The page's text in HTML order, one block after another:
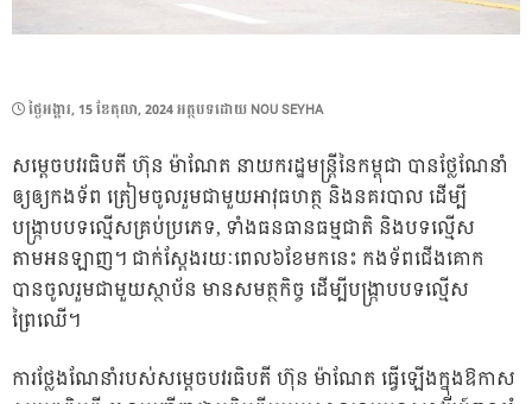
POSTED
ថ្ងៃ​អង្គារ, 15 ខែ​តុលា, 2024អត្ថបទដោយ NOU SEYHA
សម្ដេចបវរធិបតី ហ៊ុន ម៉ាណែត នាយករដ្ឋមន្ត្រីនៃកម្ពុជា បានថ្លែណែនាំ
ឲ្យឲ្យកងទ័ព ត្រៀមចូលរួមជាមួយអាវុធហត្ថ និងនគរបាល ដើម្បី
បង្ក្រាបបទល្មើសគ្រប់ប្រភេទ, ទាំងធនធានធម្មជាតិ និងបទល្មើស
តាមអនឡាញ។ ជាក់ស្ដែងរយៈពេល៦ខែមកនេះ កងទ័ពជើងគោក
បានចូលរួមជាមួយស្ថាប័ន មានសមត្ថកិច្ច ដើម្បីបង្ក្រាបបទល្មើស
ព្រៃឈើ។
ការថ្លែងណែនាំរបស់សម្ដេចបវរធិបតី ហ៊ុន ម៉ាណែត ធ្វើឡើងក្នុងឱកាស